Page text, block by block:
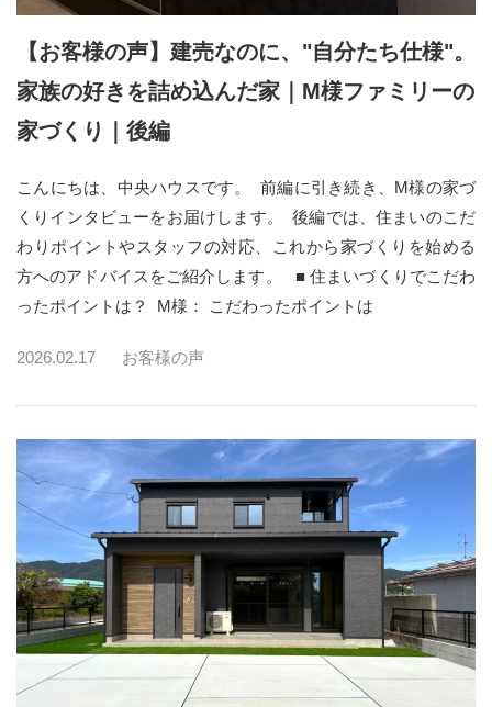
【お客様の声】建売なのに、"自分たち仕様"。
家族の好きを詰め込んだ家｜M様ファミリーの
家づくり｜後編
こんにちは、中央ハウスです。 前編に引き続き、M様の家づ
くりインタビューをお届けします。 後編では、住まいのこだ
わりポイントやスタッフの対応、これから家づくりを始める
方へのアドバイスをご紹介します。 ■ 住まいづくりでこだわ
ったポイントは？ M様： こだわったポイントは
2026.02.17 お客様の声